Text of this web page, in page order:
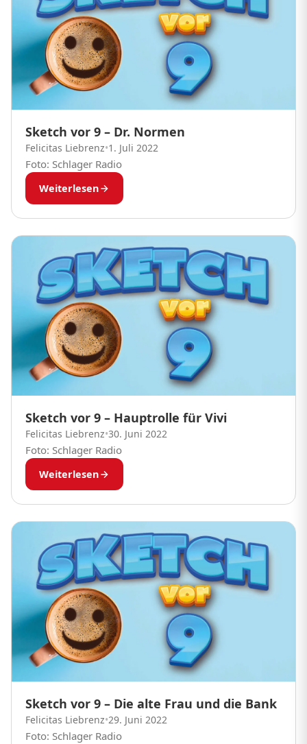
Sketch vor 9 – Dr. Normen
Felicitas Liebrenz•1. Juli 2022
Foto: Schlager Radio
Weiterlesen
Sketch vor 9 – Hauptrolle für Vivi
Felicitas Liebrenz•30. Juni 2022
Foto: Schlager Radio
Weiterlesen
Sketch vor 9 – Die alte Frau und die Bank
Felicitas Liebrenz•29. Juni 2022
Foto: Schlager Radio